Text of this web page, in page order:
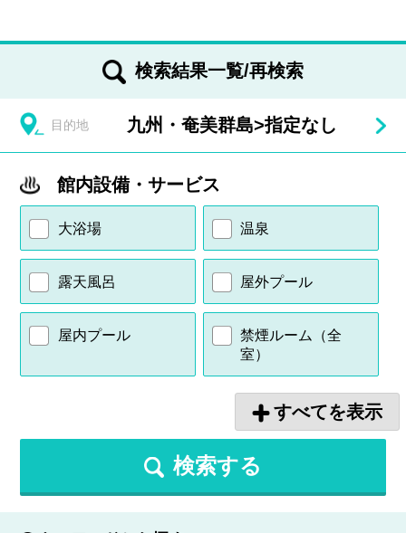
検索結果一覧/再検索
目的地 九州・奄美群島>指定なし
館内設備・サービス
大浴場 温泉
露天風呂 屋外プール
屋内プール
禁煙ルーム（全
室）
すべてを表示
検索する